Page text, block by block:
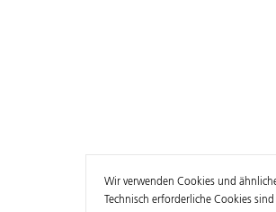
Wir verwenden Cookies und
Technisch erforderliche Cookies